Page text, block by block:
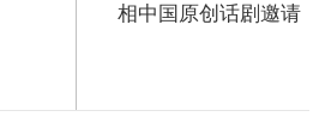
相中国原创话剧邀请